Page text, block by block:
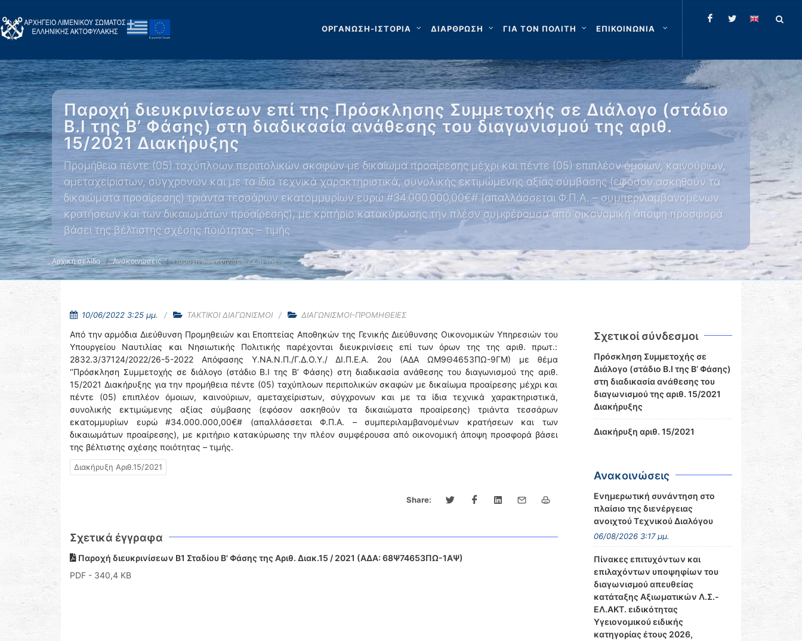
ΟΡΓΑΝΩΣΗ-ΙΣΤΟΡΙΑ ΔΙΑΡΘΡΩΣΗ ΓΙΑ ΤΟΝ ΠΟΛΙΤΗ ΕΠΙΚΟΙΝΩΝΙΑ
Παροχή διευκρινίσεων επί της Πρόσκλησης Συμμετοχής σε Διάλογο (στάδιο
Β.Ι της Β’ Φάσης) στη διαδικασία ανάθεσης του διαγωνισμού της αριθ.
15/2021 Διακήρυξης
Προμήθεια πέντε (05) ταχύπλοων περιπολικών σκαφών με δικαίωμα προαίρεσης μέχρι και πέντε (05) επιπλέον όμοιων, καινούριων,
αμεταχείριστων, σύγχρονων και με τα ίδια τεχνικά χαρακτηριστικά, συνολικής εκτιμώμενης αξίας σύμβασης (εφόσον ασκηθούν τα
δικαιώματα προαίρεσης) τριάντα τεσσάρων εκατομμυρίων ευρώ #34.000.000,00€# (απαλλάσσεται Φ.Π.Α. – συμπεριλαμβανομένων
κρατήσεων και των δικαιωμάτων προαίρεσης), με κριτήριο κατακύρωσης την πλέον συμφέρουσα από οικονομική άποψη προσφορά
βάσει της βέλτιστης σχέσης ποιότητας – τιμής
Αρχική σελίδα Ανακοινώσεις Παροχή διευκρινίσεων επί της …
10/06/2022 3:25 μμ. ΤΑΚΤΙΚΟΙ ΔΙΑΓΩΝΙΣΜΟΙ ΔΙΑΓΩΝΙΣΜΟΙ-ΠΡΟΜΗΘΕΙΕΣ
Από την αρμόδια Διεύθυνση Προμηθειών και Εποπτείας Αποθηκών της Γενικής Διεύθυνσης Οικονομικών Υπηρεσιών του
Υπουργείου Ναυτιλίας και Νησιωτικής Πολιτικής παρέχονται διευκρινίσεις επί των όρων της της αριθ. πρωτ.:
2832.3/37124/2022/26-5-2022 Απόφασης Υ.ΝΑ.Ν.Π./Γ.Δ.Ο.Υ./ ΔΙ.Π.Ε.Α. 2ου (ΑΔΑ ΩΜ9Θ4653ΠΩ-9ΓΜ) με θέμα
‘’Πρόσκληση Συμμετοχής σε διάλογο (στάδιο Β.Ι της Β’ Φάσης) στη διαδικασία ανάθεσης του διαγωνισμού της αριθ.
15/2021 Διακήρυξης για την προμήθεια πέντε (05) ταχύπλοων περιπολικών σκαφών με δικαίωμα προαίρεσης μέχρι και
πέντε (05) επιπλέον όμοιων, καινούριων, αμεταχείριστων, σύγχρονων και με τα ίδια τεχνικά χαρακτηριστικά,
συνολικής εκτιμώμενης αξίας σύμβασης (εφόσον ασκηθούν τα δικαιώματα προαίρεσης) τριάντα τεσσάρων
εκατομμυρίων ευρώ #34.000.000,00€# (απαλλάσσεται Φ.Π.Α. – συμπεριλαμβανομένων κρατήσεων και των
δικαιωμάτων προαίρεσης), με κριτήριο κατακύρωσης την πλέον συμφέρουσα από οικονομική άποψη προσφορά βάσει
της βέλτιστης σχέσης ποιότητας – τιμής.
Διακήρυξη Αριθ.15/2021
Share:
Σχετικά έγγραφα
Παροχή διευκρινίσεων Β1 Σταδίου Β' Φάσης της Αριθ. Διακ.15 / 2021 (ΑΔΑ: 68Ψ74653ΠΩ-1ΑΨ)
PDF - 340,4 KB
Σχετικοί σύνδεσμοι
Πρόσκληση Συμμετοχής σε
Διάλογο (στάδιο Β.Ι της Β’ Φάσης)
στη διαδικασία ανάθεσης του
διαγωνισμού της αριθ. 15/2021
Διακήρυξης
Διακήρυξη αριθ. 15/2021
Ανακοινώσεις
Ενημερωτική συνάντηση στο
πλαίσιο της διενέργειας
ανοιχτού Τεχνικού Διαλόγου
06/08/2026 3:17 μμ.
Πίνακες επιτυχόντων και
επιλαχόντων υποψηφίων του
διαγωνισμού απευθείας
κατάταξης Αξιωματικών Λ.Σ.-
ΕΛ.ΑΚΤ. ειδικότητας
Υγειονομικού ειδικής
κατηγορίας έτους 2026,